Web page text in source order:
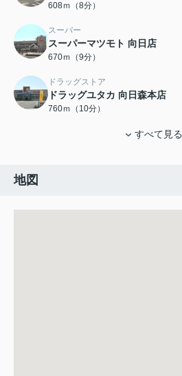
608ｍ（8分）
スーパー
スーパーマツモト 向日店
670ｍ（9分）
ドラッグストア
ドラッグユタカ 向日森本店
760ｍ（10分）
すべて見る
地図